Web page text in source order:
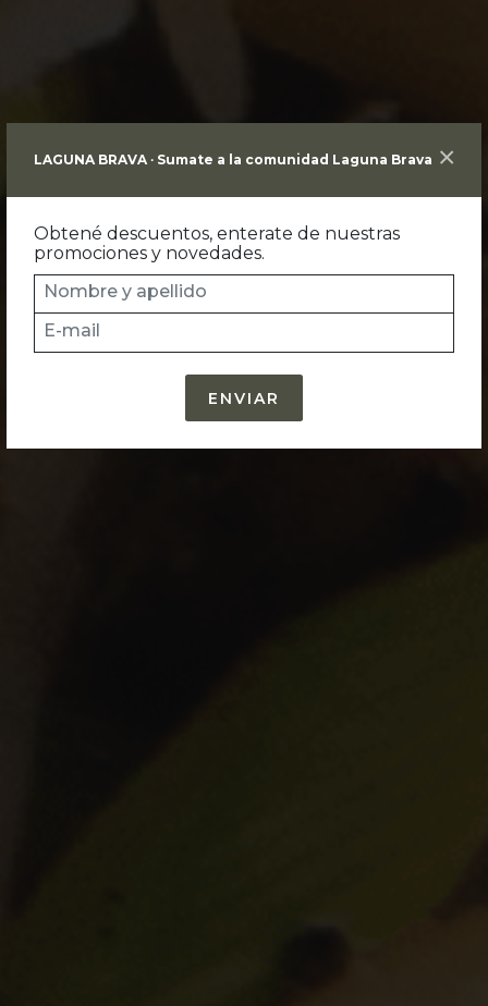
LAGUNA BRAVA ∙ Sumate a la comunidad Laguna Brava
Obtené descuentos, enterate de nuestras
promociones y novedades.
×